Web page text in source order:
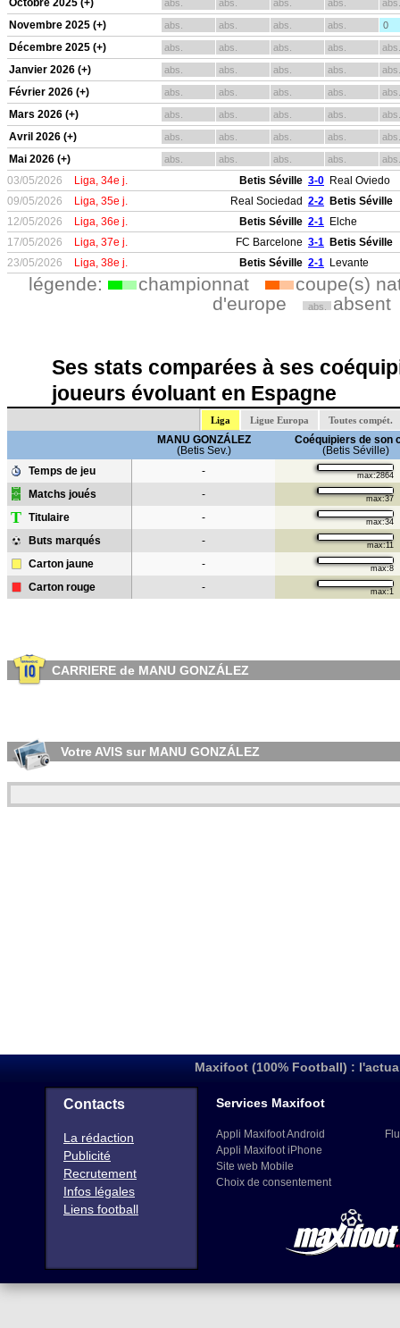
Octobre 2025 (+) abs. abs. abs. abs. abs.
Novembre 2025 (+) abs. abs. abs. abs. 0
Décembre 2025 (+) abs. abs. abs. abs. abs.
Janvier 2026 (+) abs. abs. abs. abs. abs.
Février 2026 (+) abs. abs. abs. abs. abs.
Mars 2026 (+) abs. abs. abs. abs. abs.
Avril 2026 (+) abs. abs. abs. abs. abs.
Mai 2026 (+) abs. abs. abs. abs. abs.
03/05/2026 Liga, 34e j. Betis Séville 3-0 Real Oviedo
09/05/2026
Liga, 35e j. Real Sociedad 2-2 Betis Séville
12/05/2026
Liga, 36e j. Betis Séville 2-1 Elche
17/05/2026
Liga, 37e j. FC Barcelone 3-1 Betis Séville
23/05/2026
Liga, 38e j. Betis Séville 2-1 Levante
légende: championnat
coupe(s)
d'europe
abs. absent
Ses stats comparées à ses
joueurs évoluant en Espagne
Liga Ligue Europa Toutes compét.
MANU GONZÁLEZ
(Betis Sev.)
Coéquipiers de son
(Betis Séville)
Temps de jeu
- max:2864
Matchs joués - max:37
T Titulaire - max:34
Buts marqués - max:11
Carton jaune - max:8
Carton rouge - max:1
CARRIERE de MANU GONZÁLEZ
Votre AVIS sur MANU GONZÁLEZ
Maxifoot (100% Football) :
Contacts
La rédaction
Publicité
Recrutement
Infos légales
Liens football
Services Maxifoot
Appli Maxifoot Android
Appli Maxifoot iPhone
Site web Mobile
Choix de consentement